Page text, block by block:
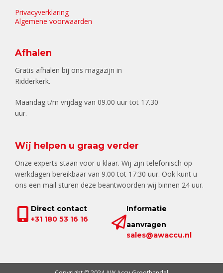
Privacyverklaring
Algemene voorwaarden
Afhalen
Gratis afhalen bij ons magazijn in
Ridderkerk.
Maandag t/m vrijdag van 09.00 uur tot 17.30
uur.
Wij helpen u graag verder
Onze experts staan voor u klaar. Wij zijn telefonisch op
werkdagen bereikbaar van 9.00 tot 17:30 uur. Ook kunt u
ons een mail sturen deze beantwoorden wij binnen 24 uur.
Direct contact
+31 180 53 16 16
Informatie
aanvragen
sales@awaccu.nl